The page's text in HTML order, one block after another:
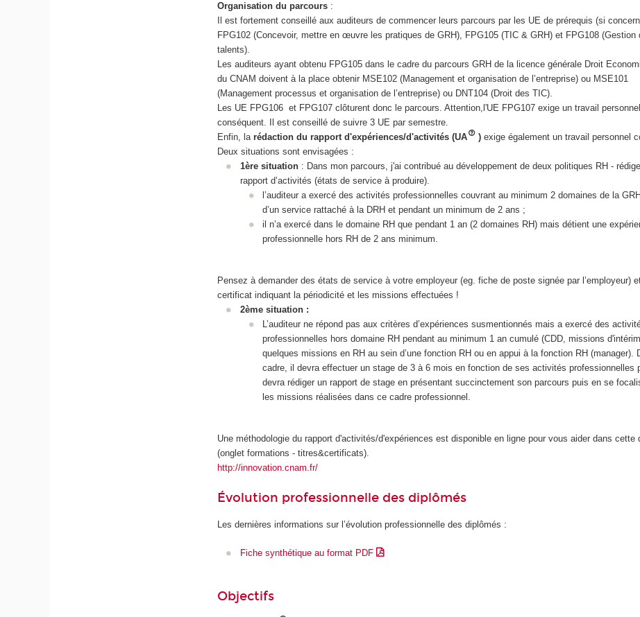
Organisation du parcours :
Il est fortement conseillé aux auditeurs de commencer leurs parcours par les UE de prérequis (si
FPG102 (Concevoir, mettre en œuvre les pratiques de GRH), FPG105 (TIC & GRH) et FPG108 (Gestion
talents).
Les auditeurs ayant obtenu FPG105 dans le cadre du parcours GRH de la licence générale Droit
du CNAM doivent à la place obtenir MSE102 (Management et organisation de l’entreprise) ou MSE101
(Management processus et organisation de l’entreprise) ou DNT104 (Droit des TIC).
Les UE FPG106 et FPG107 clôturent donc le parcours. Attention,l'UE FPG107 exige un travail personnel
conséquent. Il est conseillé de suivre 3 UE par semestre.
Enfin, larédaction du rapport d'expériences/d'activités (UA ) exige également un travail personnel
Deux situations sont envisagées :
1ère situation : Dans mon parcours, j'ai contribué au développement de deux politiques RH -
rapport d’activités (états de service à produire).
l’auditeur a exercé des activités professionnelles couvrant au minimum 2 domaines de la
d’un service rattaché à la DRH et pendant un minimum de 2 ans ;
il n’a exercé dans le domaine RH que pendant 1 an (2 domaines RH) mais détient une
professionnelle hors RH de 2 ans minimum.
Pensez à demander des états de service à votre employeur (eg. fiche de poste signée par l’employeur)
certificat indiquant la périodicité et les missions effectuées !
2ème situation :
L’auditeur ne répond pas aux critères d’expériences susmentionnés mais a exercé des
professionnelles hors domaine RH pendant au minimum 1 an cumulé (CDD, missions
quelques missions en RH au sein d’une fonction RH ou en appui à la fonction RH (manager).
cadre, il devra effectuer un stage de 3 à 6 mois en fonction de ses activités professionnelles
devra rédiger un rapport de stage en présentant succinctement son parcours puis en se
les missions réalisées dans ce cadre professionnel.
Une méthodologie du rapport d'activités/d'expériences est disponible en ligne pour vous aider dans cette
(onglet formations - titres&certificats).
http://innovation.cnam.fr/
Évolution professionnelle des diplômés
Les dernières informations sur l’évolution professionnelle des diplômés :
Fiche synthétique au format PDF
Objectifs